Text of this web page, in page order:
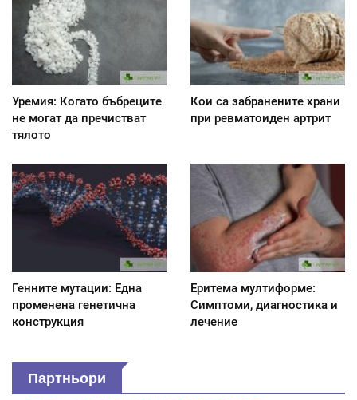
Уремия: Когато бъбреците
не могат да пречистват
тялото
Кои са забранените храни
при ревматоиден артрит
Генните мутации: Една
променена генетична
конструкция
Еритема мултиформе:
Симптоми, диагностика и
лечение
Партньори